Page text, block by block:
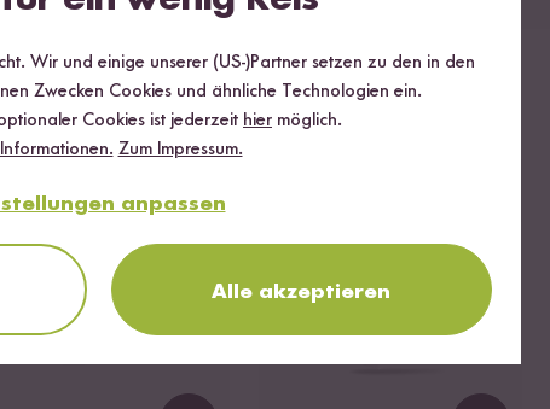
gekauft
Wir und einige unserer (US-)Partner setzen zu den in den
Zwecken Cookies und ähnliche Technologien ein.
Cookies ist jederzeit hier möglich.
Zum Impressum.
anpassen
Alle akzeptieren